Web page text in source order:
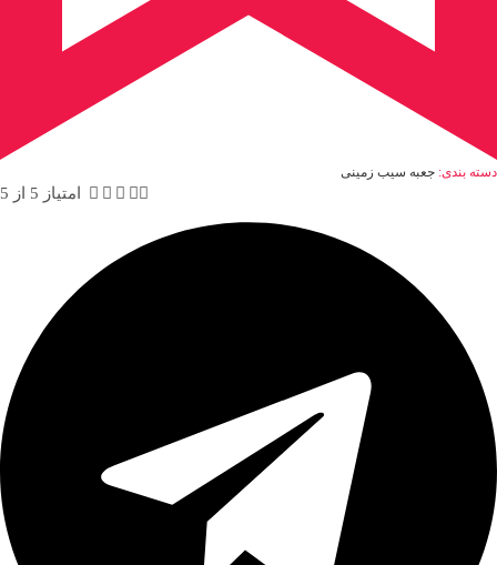
دسته بندی: جعبه سیب زمینی
     امتیاز 5 از 5